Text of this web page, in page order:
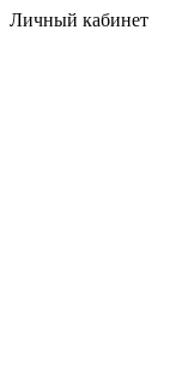
Личный кабинет